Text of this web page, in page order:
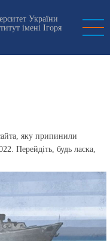
України
імені Ігоря
яку припинили
Перейдіть, будь ласка,